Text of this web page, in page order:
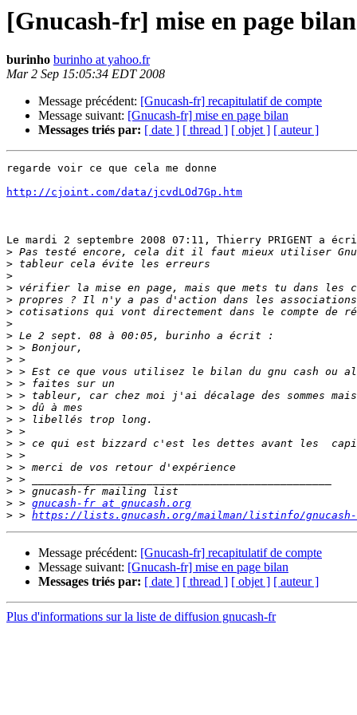
[Gnucash-fr] mise en page bilan
burinho burinho at yahoo.fr
Mar 2 Sep 15:05:34 EDT 2008
Message précédent: [Gnucash-fr] recapitulatif de compte
Message suivant: [Gnucash-fr] mise en page bilan
Messages triés par: [ date ] [ thread ] [ objet ] [ auteur ]
regarde voir ce que cela me donne
http://cjoint.com/data/jcvdLOd7Gp.htm
Le mardi 2 septembre 2008 07:11, Thierry PRIGENT a
>
>
>
>
>
>
>
>
>
>
>
>
>
>
>
>
>
>
>
>
>
> > gnucash-fr at gnucash.org
> > https://lists.gnucash.org/mailman/listinfo/
Message précédent: [Gnucash-fr] recapitulatif de compte
Message suivant: [Gnucash-fr] mise en page bilan
Messages triés par: [ date ] [ thread ] [ objet ] [ auteur ]
Plus d'informations sur la liste de diffusion gnucash-fr